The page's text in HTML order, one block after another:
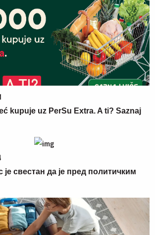
kupuje uz PerSu Extra. A ti? Saznaj
свестан да је пред политичким